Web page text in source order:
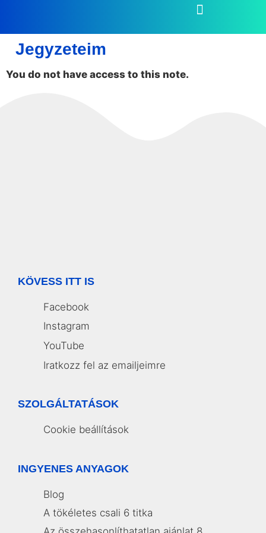
Jegyzeteim
You do not have access to this note.
KÖVESS ITT IS
Facebook
Instagram
YouTube
Iratkozz fel az emailjeimre
SZOLGÁLTATÁSOK
Cookie beállítások
INGYENES ANYAGOK
Blog
A tökéletes csali 6 titka